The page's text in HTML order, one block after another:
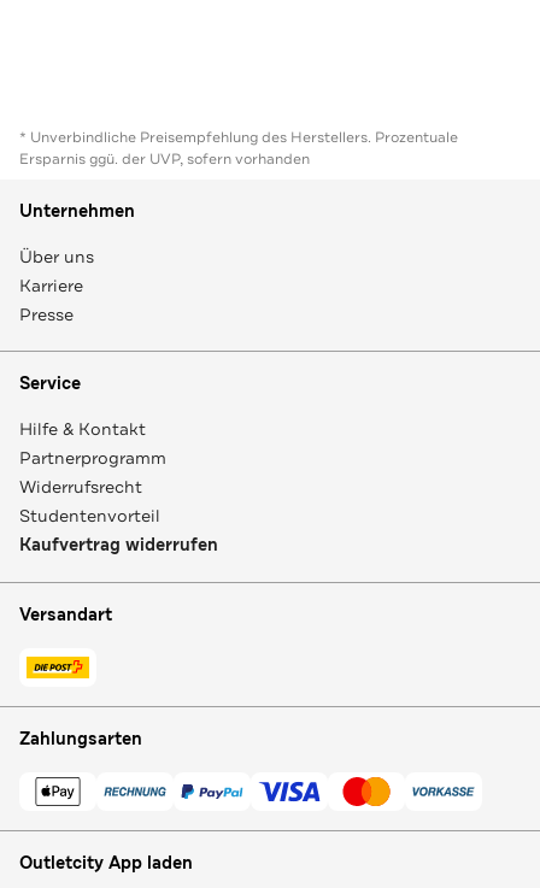
* Unverbindliche Preisempfehlung des Herstellers. Prozentuale
Ersparnis ggü. der UVP, sofern vorhanden
Unternehmen
Über uns
Karriere
Presse
Service
Hilfe & Kontakt
Partnerprogramm
Widerrufsrecht
Studentenvorteil
Kaufvertrag widerrufen
Versandart
Zahlungsarten
Outletcity App laden